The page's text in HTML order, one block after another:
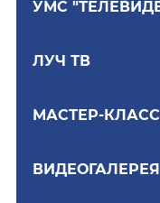
УМС
ЛУЧ ТВ
МАСТЕР-
ВИДЕОГАЛЕРЕЯ